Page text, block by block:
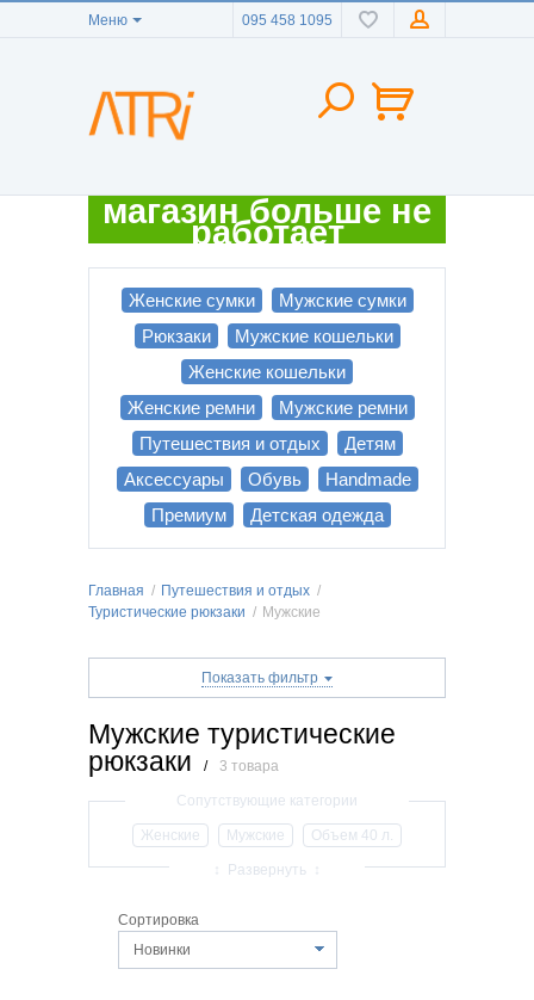
Меню 095 458 1095
магазин больше не
работает
Женские сумки
Мужские сумки
Рюкзаки
Мужские кошельки
Женские кошельки
Женские ремни
Мужские ремни
Путешествия и отдых
Детям
Аксессуары
Обувь
Handmade
Премиум
Детская одежда
Главная / Путешествия и отдых /
Туристические рюкзаки / Мужские
Показать фильтр
Мужские туристические
рюкзаки
/ 3 товара
Женские Мужские
Объем 40 л.
Объем 50 л.
Объем 60 л.
Объем 70 л.
Большие
↕ Развернуть ↕
Сортировка
Новинки